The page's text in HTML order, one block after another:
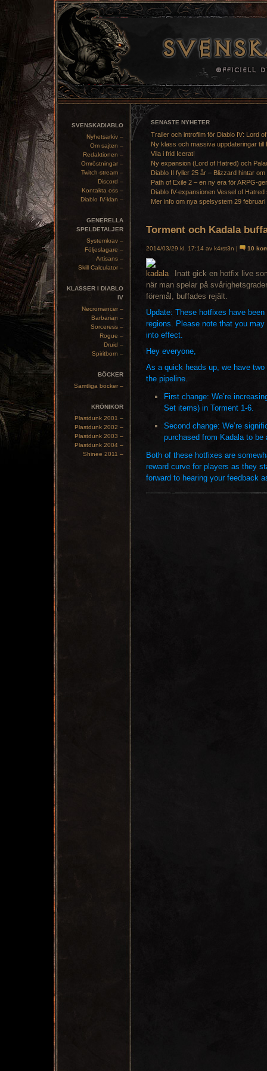
SVENSKADIABLO
Nyhetsarkiv –
Om sajten –
Redaktionen –
Omröstningar –
Twitch-stream –
Discord –
Kontakta oss –
Diablo IV-klan –
GENERELLA
SPELDETALJER
Systemkrav –
Följeslagare –
Artisans –
Skill Calculator –
KLASSER I DIABLO
IV
Necromancer –
Barbarian –
Sorceress –
Rogue –
Druid –
Spiritborn –
BÖCKER
Samtliga böcker –
KRÖNIKOR
Plastdunk 2001 –
Plastdunk 2002 –
Plastdunk 2003 –
Plastdunk 2004 –
Shinee 2011 –
SENASTE NYHETER
Trailer och introfilm för Diablo IV: Lord
Ny klass och massiva uppdateringar till
Vila i frid Icerat!
Ny expansion (Lord of Hatred) och
Diablo II fyller 25 år – Blizzard hintar om
Path of Exile 2 – en ny era för ARPG-
Diablo IV-expansionen Vessel of
Mer info om nya spelsystem 29 februari
Torment och Kadala
2014/03/29 kl. 17:14 av k4rst3n | 10
Inatt gick en hotfix live
när man spelar på
föremål, buffades rejält.
Update: These hotfixes have
regions. Please note that you
into effect.
Hey everyone,
As a quick heads up, we have
the pipeline.
First change: We’re
Set items) in Torment 1-6.
Second change: We’re
purchased from Kadala to be
Both of these hotfixes are
reward curve for players as they
forward to hearing your feedback